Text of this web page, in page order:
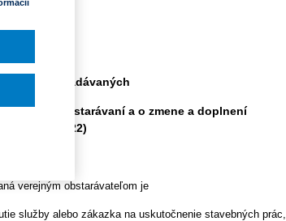
hodnotou zadávaných
obstarávaní a o zmene a doplnení
31.03.2022)
verejným obstarávateľom je
služby alebo zákazka na uskutočnenie stavebných prác,